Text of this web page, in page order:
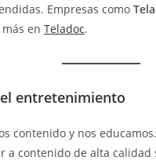
Empresas como
en Teladoc.
entretenimiento
contenido y nos
a contenido de alta